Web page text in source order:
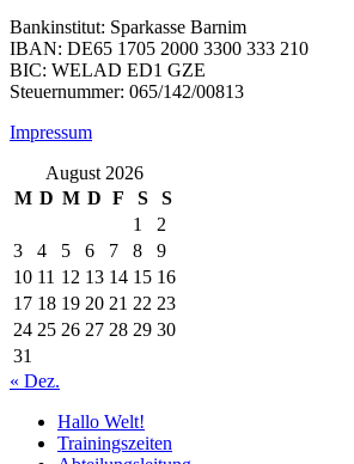
Bankinstitut: Sparkasse Barnim
IBAN: DE65 1705 2000 3300 333 210
BIC: WELAD ED1 GZE
Steuernummer: 065/142/00813
Impressum
August 2026
M D M D F S
S
1
2
3
4 5 6 7 8
9
10 11 12 13 14 15 16
17 18 19 20 21 22 23
24 25 26 27 28 29 30
31
« Dez.
Hallo Welt!
Trainingszeiten